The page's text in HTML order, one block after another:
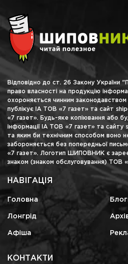
Відповідно до ст. 26 Закону України
право власності на продукцію
охороняється чинним законодавством
публікує ІА ТОВ «7 газет» та сайт
«7 газет». Будь-яке копіювання або
інформації ІА ТОВ «7 газет» та сайту
та яким би технічним способом воно
забороняється без попередньої
«7 газет». Логотип ШИПОВНИК є
знаком (знаком обслуговування) ТОВ
НАВІГАЦІЯ
Головна
Лонгрід
Афіша
КОНТАКТИ